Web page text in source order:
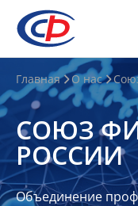
О
нас
О
СФР
Совет
Союза
Главная О нас
СОЮЗ
РОССИИ
Объединение